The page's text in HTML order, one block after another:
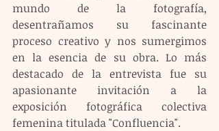
mundo de la fotografía,
desentrañamos su fascinante
proceso creativo y nos sumergimos
en la esencia de su obra. Lo más
destacado de la entrevista fue su
apasionante invitación a la
exposición fotográfica colectiva
femenina titulada "Confluencia".